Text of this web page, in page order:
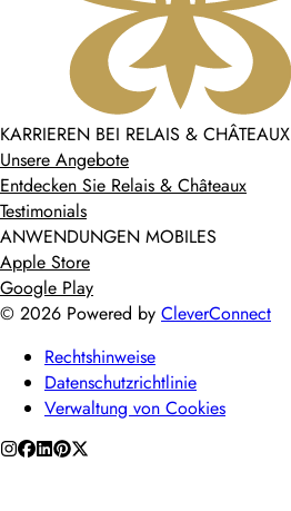
KARRIEREN BEI RELAIS & CHÂTEAUX
Unsere Angebote
Entdecken Sie Relais & Châteaux
Testimonials
ANWENDUNGEN MOBILES
Apple Store
Google Play
© 2026 Powered by CleverConnect
Rechtshinweise
Datenschutzrichtlinie
Verwaltung von Cookies